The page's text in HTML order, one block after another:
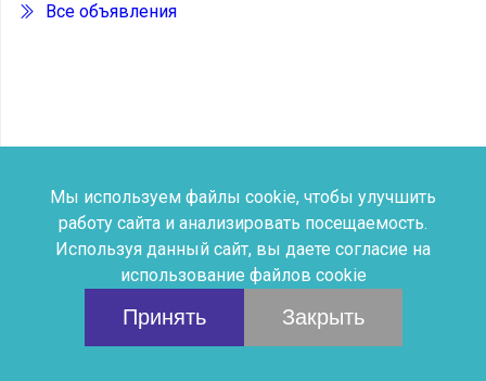
Все объявления
Дыши Искусством © Детская
Школа Искусств №2
Мы используем файлы cookie, чтобы улучшить
работу сайта и анализировать посещаемость.
Используя данный сайт, вы даете согласие на
использование файлов cookie
Принять Закрыть